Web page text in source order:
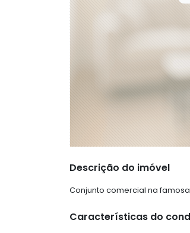
Descrição do imóvel
Conjunto comercial na
Características do